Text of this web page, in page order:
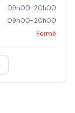
09h00-20h00
09h00-20h00
Fermé